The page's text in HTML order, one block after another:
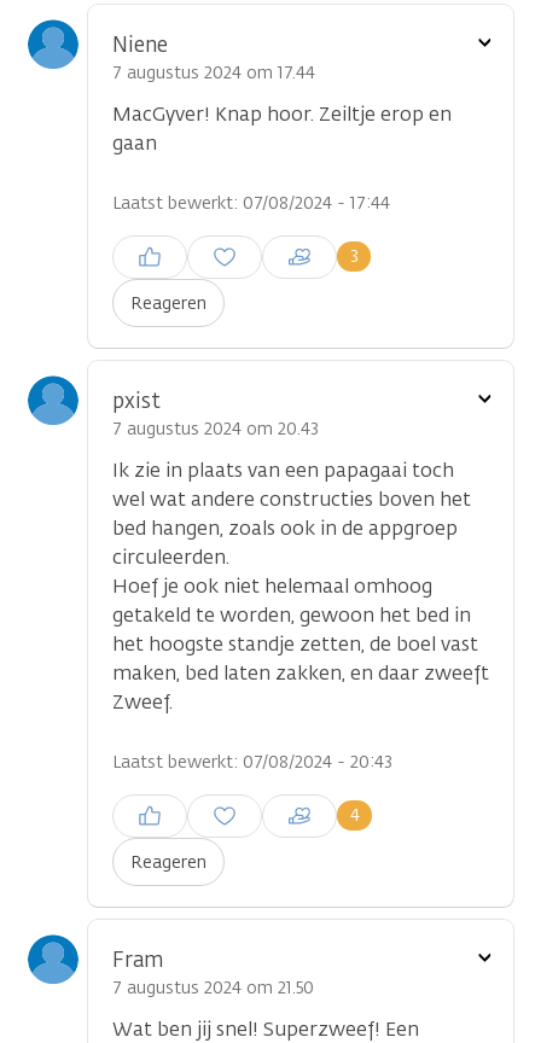
Niene
7 augustus 2024 om 17.44
MacGyver! Knap hoor. Zeiltje erop en
gaan
Laatst bewerkt: 07/08/2024 - 17:44
Reageren
3
Inloggen om een reactie te
plaatsen
Toon
pxist
7 augustus 2024 om 20.43
Ik zie in plaats van een papagaai toch
wel wat andere constructies boven het
bed hangen, zoals ook in de appgroep
circuleerden.
Hoef je ook niet helemaal omhoog
getakeld te worden, gewoon het bed in
het hoogste standje zetten, de boel vast
maken, bed laten zakken, en daar zweeft
Zweef.
Laatst bewerkt: 07/08/2024 - 20:43
Reageren
4
Inloggen om een reactie te
plaatsen
Toon
Fram
7 augustus 2024 om 21.50
Wat ben jij snel! Superzweef! Een
Toon